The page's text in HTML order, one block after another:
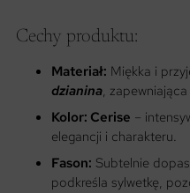
Cechy produktu:
Materiał: Miękka i
dzianina,
Kolor: Cerise –
elegancji i charakteru.
Fason: Subtelnie
podkreśla sylwetkę,